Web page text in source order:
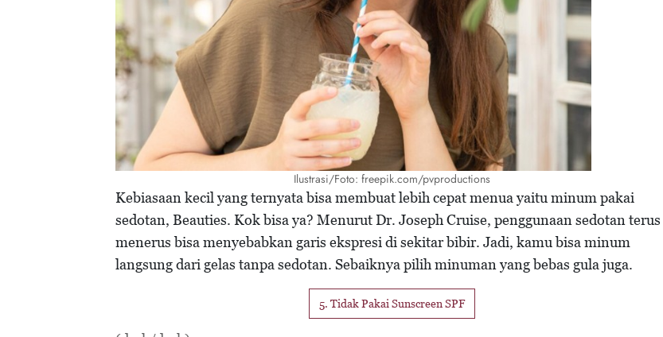
Ilustrasi/Foto: freepik.com/pvproductions
Kebiasaan kecil yang ternyata bisa membuat lebih cepat menua yaitu minum pakai
sedotan, Beauties. Kok bisa ya? Menurut Dr. Joseph Cruise, penggunaan sedotan terus
menerus bisa menyebabkan garis ekspresi di sekitar bibir. Jadi, kamu bisa minum
langsung dari gelas tanpa sedotan. Sebaiknya pilih minuman yang bebas gula juga.
5. Tidak Pakai Sunscreen SPF